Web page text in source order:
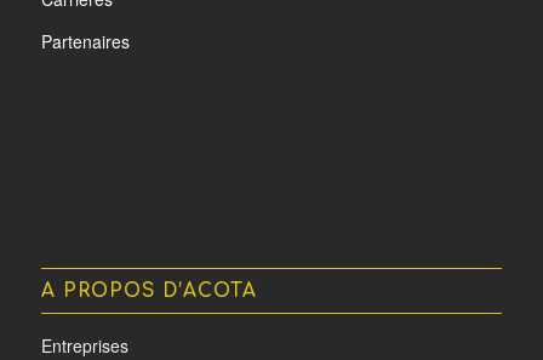
Partenaires
A PROPOS D’ACOTA
Entreprises